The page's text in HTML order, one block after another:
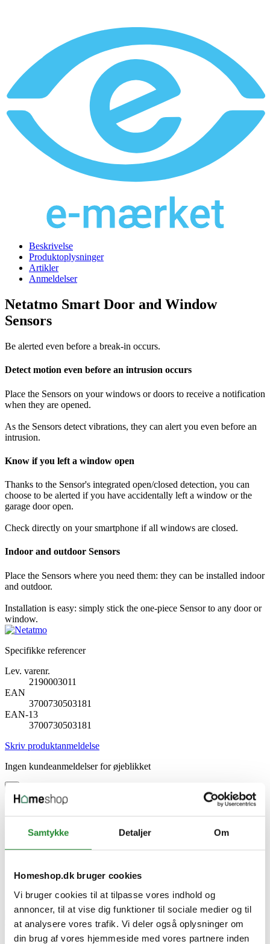
Samtykke Detaljer Om
Homeshop.dk bruger cookies
Vi bruger cookies til at tilpasse vores indhold og
annoncer, til at vise dig funktioner til sociale medier og til
at analysere vores trafik. Vi deler også oplysninger om
din brug af vores hjemmeside med vores partnere inden
Beskrivelse
Produktoplysninger
Artikler
Anmeldelser
Netatmo Smart Door and Window
Sensors
Be alerted even before a break-in occurs.
Detect motion even before an intrusion occurs
Place the Sensors on your windows or doors to receive a notification
when they are opened.
As the Sensors detect vibrations, they can alert you even before an
intrusion.
Know if you left a window open
Thanks to the Sensor's integrated open/closed detection, you can
choose to be alerted if you have accidentally left a window or the
garage door open.
Check directly on your smartphone if all windows are closed.
Indoor and outdoor Sensors
Place the Sensors where you need them: they can be installed indoor
and outdoor.
Installation is easy: simply stick the one-piece Sensor to any door or
window.
Specifikke referencer
Lev. varenr.
2190003011
EAN
3700730503181
EAN-13
3700730503181
Skriv produktanmeldelse
Ingen kundeanmeldelser for øjeblikket
Netatmo Smart Door and Window Sensors 3 pcs. in